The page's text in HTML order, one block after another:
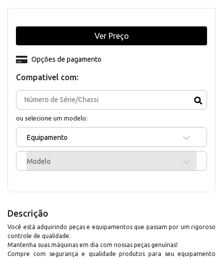
Compativel com:
ou selecione um modelo:
Equipamento
Modelo
Opções de pagamento
Ver Preço
Descrição
Você está adquirindo peças e equipamentos que passam por um rigoroso
controle de qualidade.
Mantenha suas máquinas em dia com nossas peças genuínas!
Compre com segurança e qualidade produtos para seu equipamento